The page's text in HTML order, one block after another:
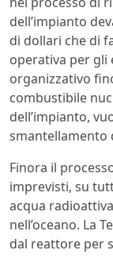
dell’impianto
di dollari che di
operativa per gli
organizzativo
combustibile
dell’impianto,
smantellamento
Finora il
imprevisti, su
acqua
nell’oceano. La
dal reattore per